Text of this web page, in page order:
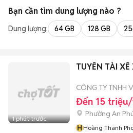
Bạn cần tìm dung lượng nào ?
Dung lượng: 64 GB 128 GB
1 phút trước
TUYỂN TÀI XẾ
CÔNG TY TNHH
Đến 15
Phường An
HHoàng Thanh